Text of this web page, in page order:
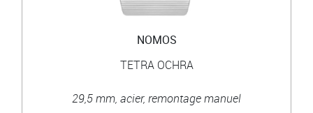
NOMOS
TETRA OCHRA
29,5 mm, acier, remontage manuel